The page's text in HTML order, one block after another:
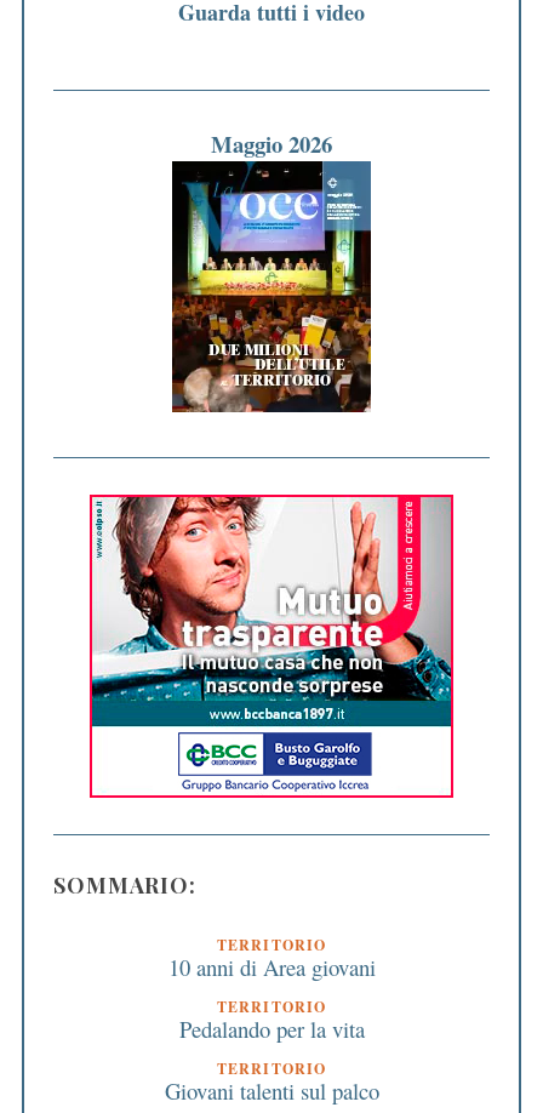
Guarda tutti i video
Maggio 2026
SOMMARIO:
TERRITORIO
10 anni di Area giovani
TERRITORIO
Pedalando per la vita
TERRITORIO
Giovani talenti sul palco